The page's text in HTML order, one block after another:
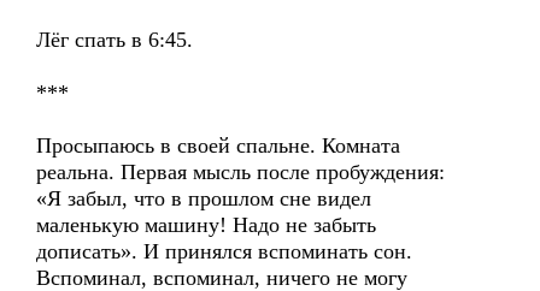
Лёг спать в 6:45.
***
Просыпаюсь в своей спальне. Комната
реальна. Первая мысль после пробуждения:
«Я забыл, что в прошлом сне видел
маленькую машину! Надо не забыть
дописать». И принялся вспоминать сон.
Вспоминал, вспоминал, ничего не могу